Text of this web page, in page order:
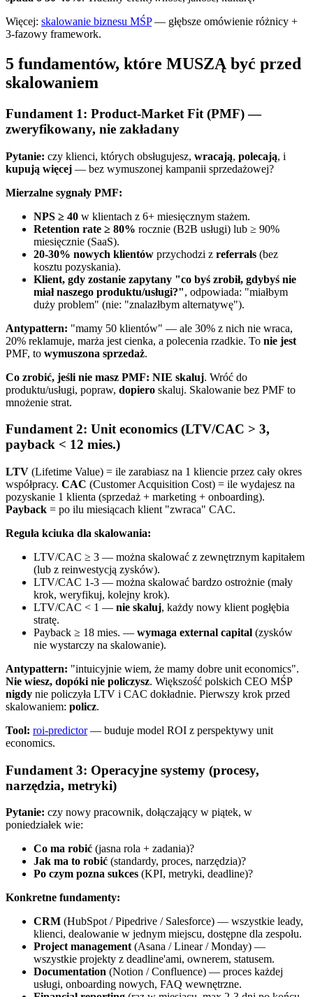
Więcej: skalowanie biznesu MŚP— głębsze omówienie różnicy +
3-fazowy framework.
5 fundamentów, które MUSZĄ być przed
skalowaniem
Fundament 1: Product-Market Fit (PMF) —
zweryfikowany, nie zakładany
Pytanie: czy klienci, których obsługujesz, wracają, polecają, i
kupują więcej — bez wymuszonej kampanii sprzedażowej?
Mierzalne sygnały PMF:
NPS ≥ 40 w klientach z 6+ miesięcznym stażem.
Retention rate ≥ 80% rocznie (B2B usługi) lub ≥ 90%
miesięcznie (SaaS).
20-30% nowych klientów przychodzi z referrals (bez
kosztu pozyskania).
Klient, gdy zostanie zapytany "co byś zrobił, gdybyś nie
miał naszego produktu/usługi?", odpowiada: "miałbym
duży problem" (nie: "znalazłbym alternatywę").
Antypattern: "mamy 50 klientów" — ale 30% z nich nie wraca,
20% reklamuje, marża jest cienka, a polecenia rzadkie. To nie jest
PMF, to wymuszona sprzedaż.
Co zrobić, jeśli nie masz PMF: NIE skaluj. Wróć do
produktu/usługi, popraw, dopiero skaluj. Skalowanie bez PMF to
mnożenie strat.
Fundament 2: Unit economics (LTV/CAC > 3,
payback < 12 mies.)
LTV (Lifetime Value) = ile zarabiasz na 1 kliencie przez cały okres
współpracy. CAC (Customer Acquisition Cost) = ile wydajesz na
pozyskanie 1 klienta (sprzedaż + marketing + onboarding).
Payback = po ilu miesiącach klient "zwraca" CAC.
Reguła kciuka dla skalowania:
LTV/CAC ≥ 3 — można skalować z zewnętrznym kapitałem
(lub z reinwestycją zysków).
LTV/CAC 1-3 — można skalować bardzo ostrożnie (mały
krok, weryfikuj, kolejny krok).
LTV/CAC < 1 — nie skaluj, każdy nowy klient pogłębia
stratę.
Payback ≥ 18 mies. — wymaga external capital (zysków
nie wystarczy na skalowanie).
Antypattern: "intuicyjnie wiem, że mamy dobre unit economics".
Nie wiesz, dopóki nie policzysz. Większość polskich CEO MŚP
nigdy nie policzyła LTV i CAC dokładnie. Pierwszy krok przed
skalowaniem: policz.
Tool: roi-predictor— buduje model ROI z perspektywy unit
economics.
Fundament 3: Operacyjne systemy (procesy,
narzędzia, metryki)
Pytanie: czy nowy pracownik, dołączający w piątek, w
poniedziałek wie:
Co ma robić (jasna rola + zadania)?
Jak ma to robić (standardy, proces, narzędzia)?
Po czym pozna sukces (KPI, metryki, deadline)?
Konkretne fundamenty:
CRM (HubSpot / Pipedrive / Salesforce) — wszystkie leady,
klienci, dealowanie w jednym miejscu, dostępne dla zespołu.
Project management(Asana / Linear / Monday) —
wszystkie projekty z deadline'ami, ownerem, statusem.
Documentation (Notion / Confluence) — proces każdej
usługi, onboarding nowych, FAQ wewnętrzne.